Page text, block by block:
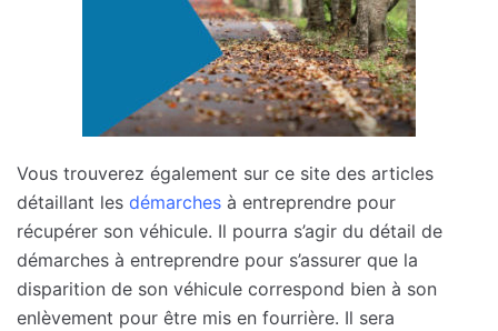
Vous trouverez également sur ce site des articles
détaillant les démarches à entreprendre pour
récupérer son véhicule. Il pourra s’agir du détail de
démarches à entreprendre pour s’assurer que la
disparition de son véhicule correspond bien à son
enlèvement pour être mis en fourrière. Il sera